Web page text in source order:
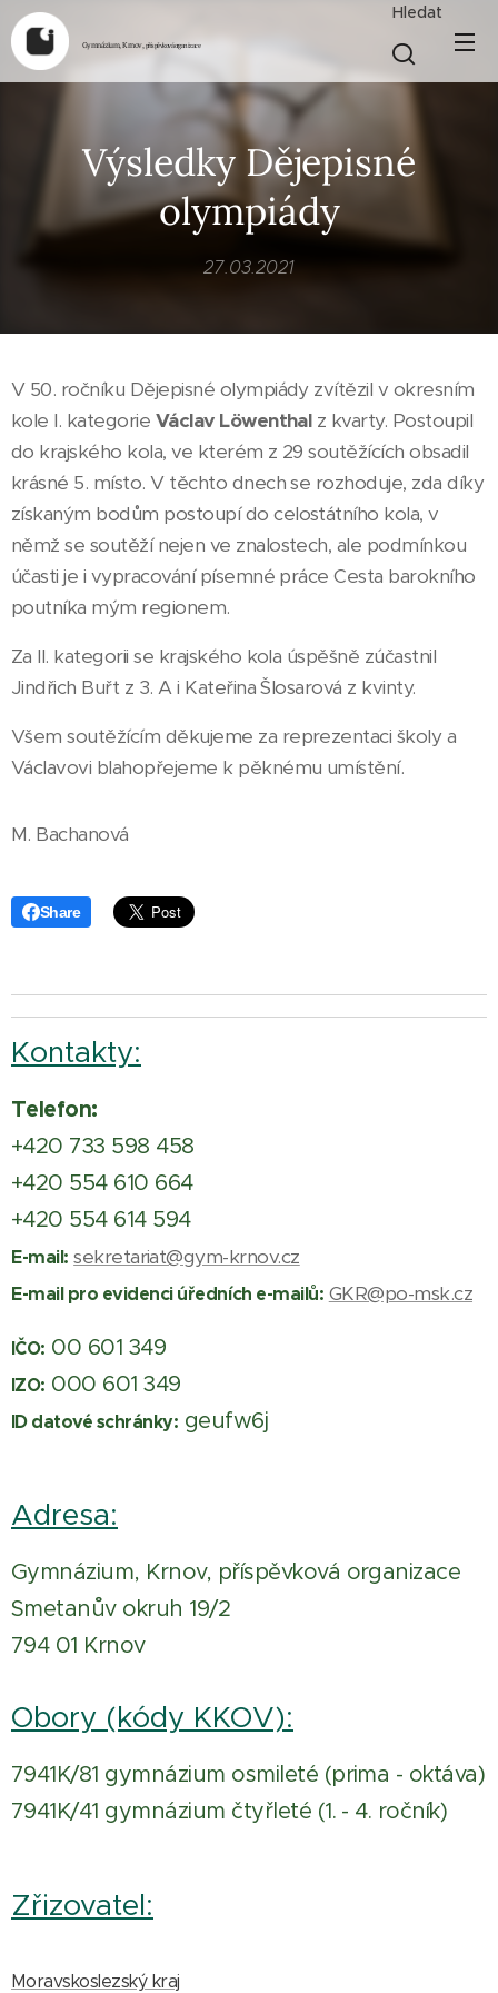
Gymnázium, Krnov,příspěvková organizace
Hledat
Výsledky Dějepisné
olympiády
27.03.2021
V 50. ročníku Dějepisné olympiády zvítězil v okresním
kole I. kategorie Václav Löwenthalz kvarty. Postoupil
do krajského kola, ve kterém z 29 soutěžících obsadil
krásné 5. místo. V těchto dnech se rozhoduje, zda díky
získaným bodům postoupí do celostátního kola, v
němž se soutěží nejen ve znalostech, ale podmínkou
účasti je i vypracování písemné práce Cesta barokního
poutníka mým regionem.
Za II. kategorii se krajského kola úspěšně zúčastnil
Jindřich Buřt z 3. A i Kateřina Šlosarová z kvinty.
Všem soutěžícím děkujeme za reprezentaci školy a
Václavovi blahopřejeme k pěknému umístění.
M. Bachanová
Share
Kontakty:
Telefon:
+420 733 598 458
+420 554 610 664
+420 554 614 594
E-mail: sekretariat@gym-krnov.cz
E-mail pro evidenci úředních e-mailů: GKR@po-msk.cz
IČO: 00 601 349
IZO: 000 601 349
ID datové schránky: geufw6j
Adresa:
Gymnázium, Krnov, příspěvková organizace
Smetanův okruh 19/2
794 01 Krnov
Obory (kódy KKOV):
7941K/81 gymnázium osmileté (prima - oktáva)
7941K/41 gymnázium čtyřleté (1. - 4. ročník)
Zřizovatel:
Moravskoslezský kraj